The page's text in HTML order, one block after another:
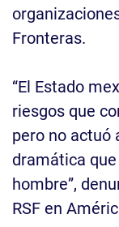
Fronteras.
“El Estado
riesgos que
pero no actuó
dramática
hombre”,
RSF en